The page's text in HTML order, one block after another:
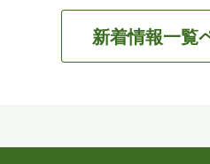
新着情報一覧